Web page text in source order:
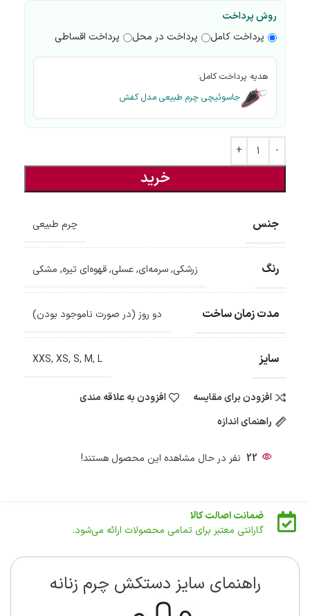
روش پرداخت
پرداخت کامل
پرداخت در محل پرداخت اقساطی
هدیه پرداخت کامل:
جاسوئیچی چرم طبیعی مدل کفش
خرید
جنس چرم طبیعی
رنگ زرشکی,سرمه‌ای,عسلی,قهوه‌ای تیره, مشکی
مدت زمان ساخت دو روز (در صورت ناموجود بودن)
سایز XXS, XS, S, M, L
افزودن برای مقایسه
افزودن به علاقه مندی
راهنمای اندازه
22 نفر در حال مشاهده این محصول هستند!
ضمانت اصالت کالا
ارسال سریع و رایگان
سفارش‌های بیش از
تومان ، رایگان به سراسر کشور
تا 14 روز پس از تحویل کالا می‌توانید آن را برگشت دهید.
امکان پرداخت در محل
در هنگام خرید محصول، امکان انتخاب پرداخت در محل
وجود دارد.
است.
ضمانت اصالت کالا
گارانتی معتبر برای تمامی محصولات ارائه می‌شود.
راهنمای سایز دستکش چرم زنانه